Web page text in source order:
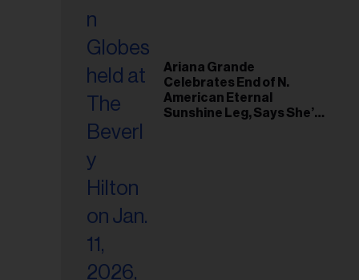
Ariana Grande
Celebrates End of N.
American Eternal
Sunshine Leg, Says She’s